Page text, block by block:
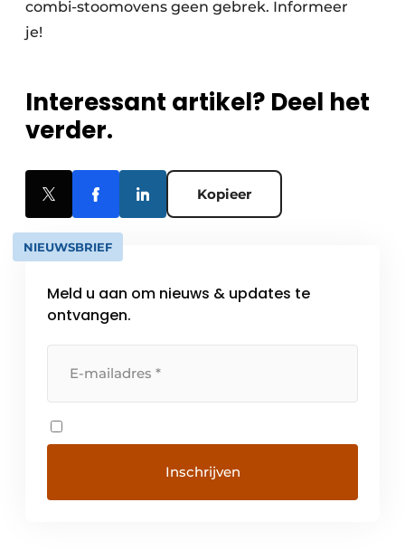
combi-stoomovens geen gebrek. Informeer
je!
Interessant artikel? Deel het
verder.
Kopieer
NIEUWSBRIEF
Meld u aan om nieuws & updates te
ontvangen.